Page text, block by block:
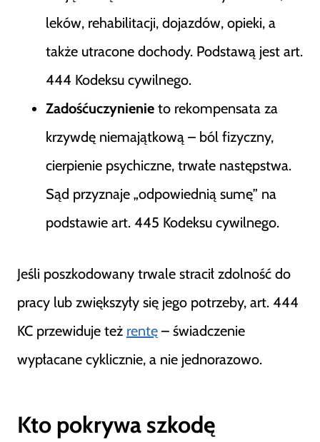
leków, rehabilitacji, dojazdów, opieki, a
także utracone dochody. Podstawą jest art.
444 Kodeksu cywilnego.
Zadośćuczynienie to rekompensata za
krzywdę niemajątkową – ból fizyczny,
cierpienie psychiczne, trwałe następstwa.
Sąd przyznaje „odpowiednią sumę” na
podstawie art. 445 Kodeksu cywilnego.
Jeśli poszkodowany trwale stracił zdolność do
pracy lub zwiększyły się jego potrzeby, art. 444
KC przewiduje też rentę – świadczenie
wypłacane cyklicznie, a nie jednorazowo.
Kto pokrywa szkodę